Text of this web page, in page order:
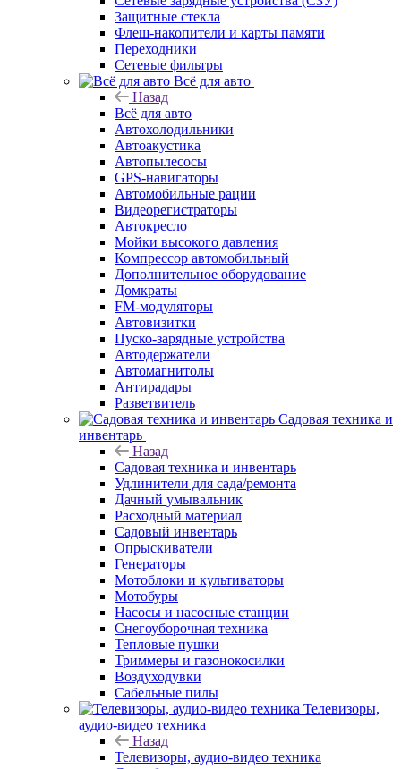
Защитные стекла
Флеш-накопители и карты памяти
Переходники
Сетевые фильтры
Всё для авто
Назад
Всё для авто
Автохолодильники
Автоакустика
Автопылесосы
GPS-навигаторы
Автомобильные рации
Видеорегистраторы
Автокресло
Мойки высокого давления
Компрессор автомобильный
Дополнительное оборудование
Домкраты
FM-модуляторы
Автовизитки
Пуско-зарядные устройства
Автодержатели
Автомагнитолы
Антирадары
Разветвитель
Садовая техника и
инвентарь
Назад
Садовая техника и инвентарь
Удлинители для сада/ремонта
Дачный умывальник
Расходный материал
Садовый инвентарь
Опрыскиватели
Генераторы
Мотоблоки и культиваторы
Мотобуры
Насосы и насосные станции
Снегоуборочная техника
Тепловые пушки
Триммеры и газонокосилки
Воздуходувки
Сабельные пилы
Телевизоры,
аудио-видео техника
Назад
Телевизоры, аудио-видео техника